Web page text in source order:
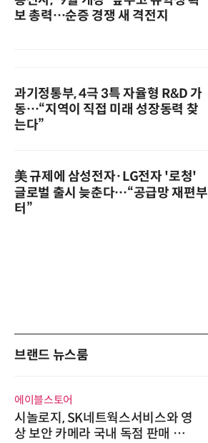
보 총력…순증 경쟁 새 격전지
과기정통부, 4극 3특 자율형 R&D 가
동…“지역이 직접 미래 성장동력 찾
는다”
美 규제에 삼성전자·LG전자 '로청'
글로벌 출시 늦춘다…“공급망 재편부
터”
브랜드 뉴스룸
에이블스토어
시놀로지, SK네트웍스서비스와 영
상 보안 카메라 국내 독점 판매 파